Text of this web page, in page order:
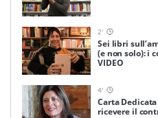
2'
Sei libri
(e non solo): i
VIDEO
4'
Carta
ricevere il